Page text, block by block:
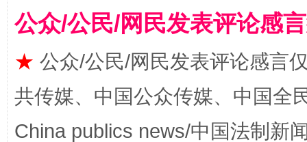
阿坝州三大球赛在茂县开幕 规模
公众/公民/网民发表评论感
★ 公众/公民/网民发表评论感言
共传媒、中国公众传媒、中国全
China publics news/中国法制新